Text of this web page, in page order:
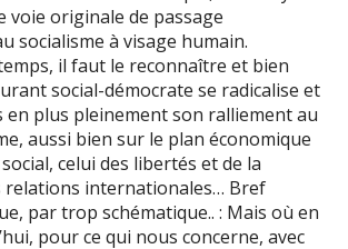
voie originale de passage
socialisme à visage humain.
il faut le reconnaître et bien
social-démocrate se radicalise et
en plus pleinement son ralliement au
aussi bien sur le plan économique
celui des libertés et de la
relations internationales… Bref
par trop schématique.. : Mais où en
pour ce qui nous concerne, avec